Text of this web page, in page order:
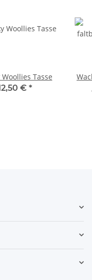
Woollies Tasse
€ *